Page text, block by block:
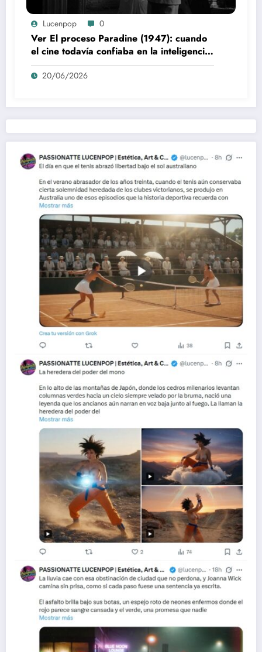
Lucenpop 0
Ver El proceso Paradine (1947): cuando
el cine todavía confiaba en la inteligencia
del espectador
20/06/2026